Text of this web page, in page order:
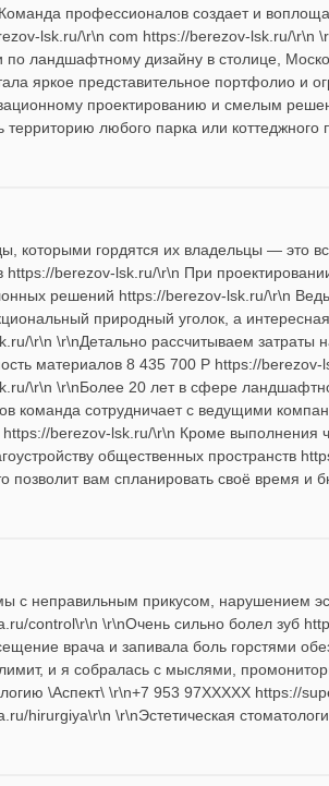
профессионалов создает и
lsk.ru/\r\n com https://berezov-lsk.ru/\r\n
по ландшафтному дизайну в столице,
яркое представительное портфолио и
проектированию и смелым
территорию любого парка или
которыми гордятся их владельцы — это
https://berezov-lsk.ru/\r\n При
решений https://berezov-lsk.ru/\r\n
природный уголок, а
\r\n \r\nДетально рассчитываем затраты
материалов 8 435 700 Р https://
\r\n \r\nБолее 20 лет в сфере
команда сотрудничает с ведущими
berezov-lsk.ru/\r\n Кроме выполнения
общественных пространств
позволит вам спланировать своё время
с неправильным прикусом, нарушением
control\r\n \r\nОчень сильно болел зуб
врача и запивала боль горстями
и я собралась с мыслями,
\Аспект\ \r\n+7 953 97XXXXX https://
hirurgiya\r\n \r\nЭстетическая